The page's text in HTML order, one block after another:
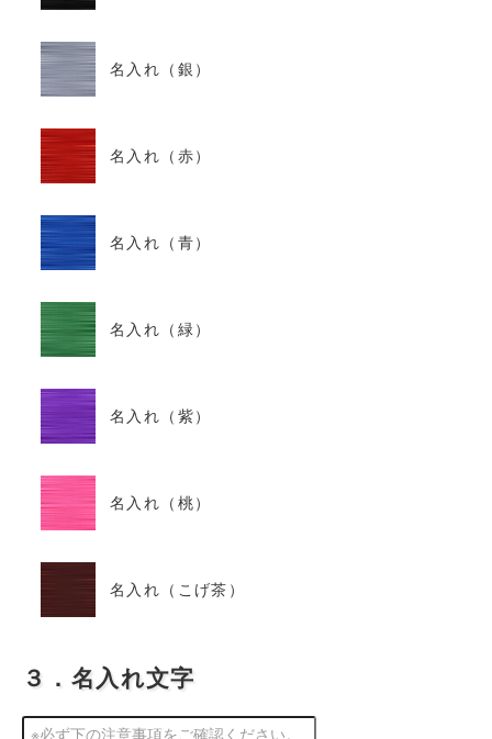
名入れ（銀）
名入れ（赤）
名入れ（青）
名入れ（緑）
名入れ（紫）
名入れ（桃）
名入れ（こげ茶）
３．名入れ文字